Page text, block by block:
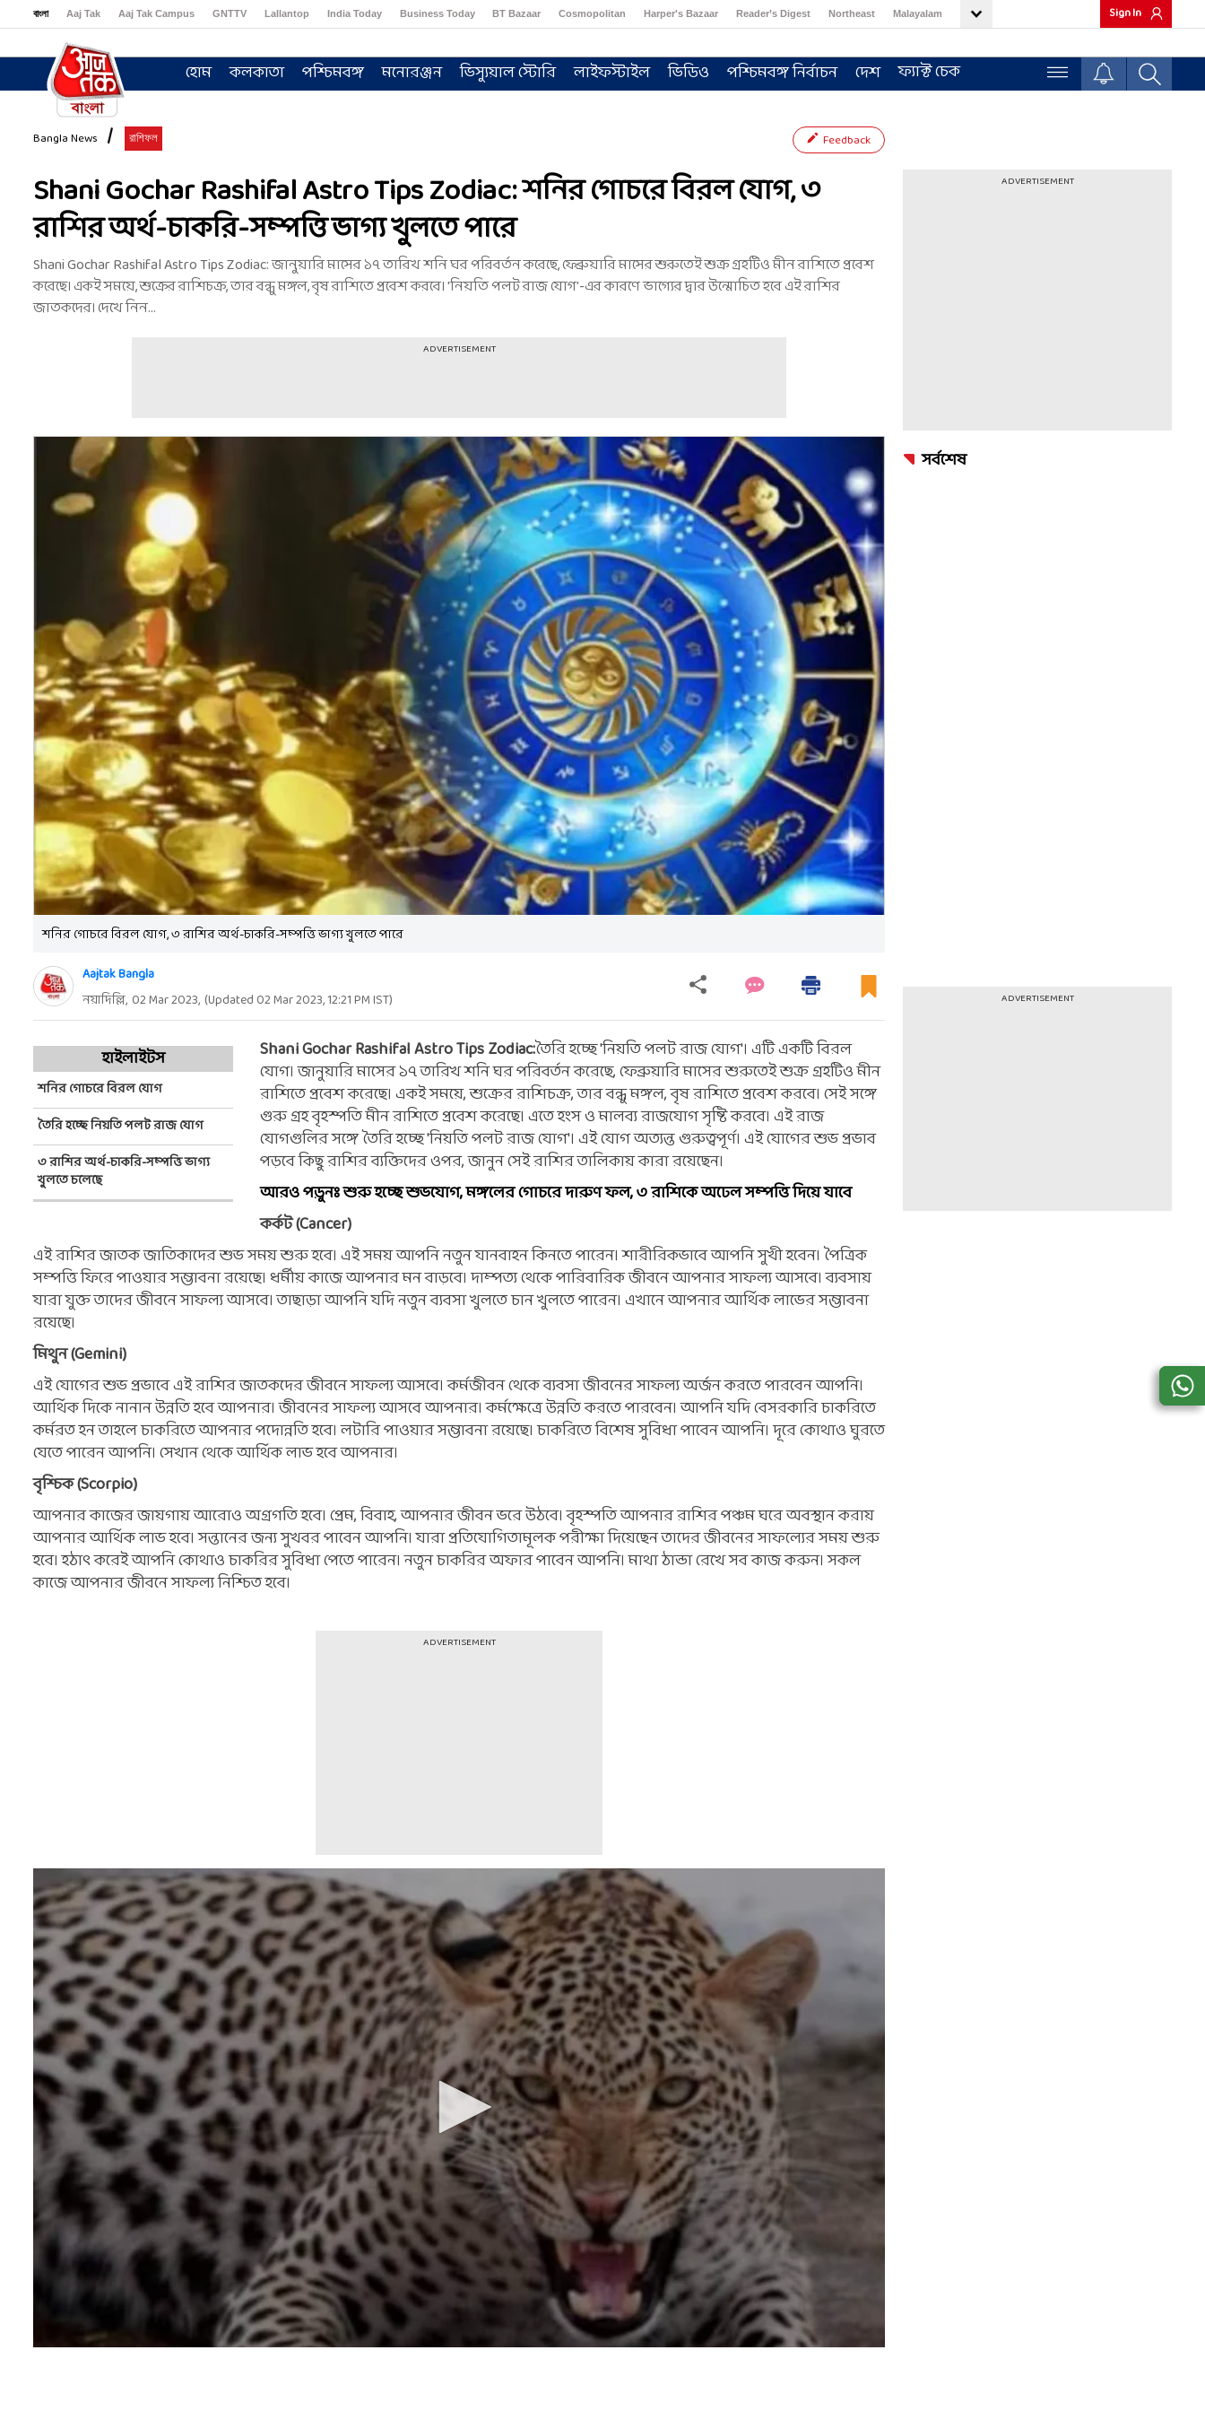
বাংলা Aaj Tak Aaj Tak Campus GNTTV Lallantop India Today Business Today BT Bazaar Cosmopolitan Harper's Bazaar Reader’s Digest Northeast Malayalam Sign In
হোম কলকাতা পশ্চিমবঙ্গ মনোরঞ্জন ভিস্যুয়াল স্টোরি লাইফস্টাইল ভিডিও পশ্চিমবঙ্গ নির্বাচন দেশ ফ্যাক্ট চেক
Bangla News রাশিফল Feedback
Shani Gochar Rashifal Astro Tips Zodiac: শনির গোচরে বিরল যোগ, ৩
রাশির অর্থ-চাকরি-সম্পত্তি ভাগ্য খুলতে পারে
Shani Gochar Rashifal Astro Tips Zodiac: জানুয়ারি মাসের ১৭ তারিখ শনি ঘর পরিবর্তন করেছে, ফেব্রুয়ারি মাসের শুরুতেই শুক্র গ্রহটিও মীন রাশিতে প্রবেশ
করেছে। একই সময়ে, শুক্রের রাশিচক্র, তার বন্ধু মঙ্গল, বৃষ রাশিতে প্রবেশ করবে। 'নিয়তি পলট রাজ যোগ'-এর কারণে ভাগ্যের দ্বার উন্মোচিত হবে এই রাশির
জাতকদের। দেখে নিন...
ADVERTISEMENT
শনির গোচরে বিরল যোগ, ৩ রাশির অর্থ-চাকরি-সম্পত্তি ভাগ্য খুলতে পারে
Aajtak Bangla
নয়াদিল্লি, 02 Mar 2023, (Updated 02 Mar 2023, 12:21 PMIST)
হাইলাইটস
শনির গোচরে বিরল যোগ
তৈরি হচ্ছে নিয়তি পলট রাজ যোগ
৩ রাশির অর্থ-চাকরি-সম্পত্তি ভাগ্য
খুলতে চলেছে
Shani Gochar Rashifal Astro Tips Zodiac:তৈরি হচ্ছে 'নিয়তি পলট রাজ যোগ'। এটি একটি বিরল
যোগ। জানুয়ারি মাসের ১৭ তারিখ শনি ঘর পরিবর্তন করেছে, ফেব্রুয়ারি মাসের শুরুতেই শুক্র গ্রহটিও মীন
রাশিতে প্রবেশ করেছে। একই সময়ে, শুক্রের রাশিচক্র, তার বন্ধু মঙ্গল, বৃষ রাশিতে প্রবেশ করবে। সেই সঙ্গে
গুরু গ্রহ বৃহস্পতি মীন রাশিতে প্রবেশ করেছে। এতে হংস ও মালব্য রাজযোগ সৃষ্টি করবে। এই রাজ
যোগগুলির সঙ্গে তৈরি হচ্ছে 'নিয়তি পলট রাজ যোগ'। এই যোগ অত্যন্ত গুরুত্বপূর্ণ। এই যোগের শুভ প্রভাব
পড়বে কিছু রাশির ব্যক্তিদের ওপর, জানুন সেই রাশির তালিকায় কারা রয়েছেন।
আরও পড়ুনঃ শুরু হচ্ছে শুভযোগ, মঙ্গলের গোচরে দারুণ ফল, ৩ রাশিকে অঢেল সম্পত্তি দিয়ে যাবে
কর্কট (Cancer)
এই রাশির জাতক জাতিকাদের শুভ সময় শুরু হবে। এই সময় আপনি নতুন যানবাহন কিনতে পারেন। শারীরিকভাবে আপনি সুখী হবেন। পৈত্রিক
সম্পত্তি ফিরে পাওয়ার সম্ভাবনা রয়েছে। ধর্মীয় কাজে আপনার মন বাড়বে। দাম্পত্য থেকে পারিবারিক জীবনে আপনার সাফল্য আসবে। ব্যবসায়
যারা যুক্ত তাদের জীবনে সাফল্য আসবে। তাছাড়া আপনি যদি নতুন ব্যবসা খুলতে চান খুলতে পারেন। এখানে আপনার আর্থিক লাভের সম্ভাবনা
রয়েছে।
মিথুন (Gemini)
এই যোগের শুভ প্রভাবে এই রাশির জাতকদের জীবনে সাফল্য আসবে। কর্মজীবন থেকে ব্যবসা জীবনের সাফল্য অর্জন করতে পারবেন আপনি।
আর্থিক দিকে নানান উন্নতি হবে আপনার। জীবনের সাফল্য আসবে আপনার। কর্মক্ষেত্রে উন্নতি করতে পারবেন। আপনি যদি বেসরকারি চাকরিতে
কর্মরত হন তাহলে চাকরিতে আপনার পদোন্নতি হবে। লটারি পাওয়ার সম্ভাবনা রয়েছে। চাকরিতে বিশেষ সুবিধা পাবেন আপনি। দূরে কোথাও ঘুরতে
যেতে পারেন আপনি। সেখান থেকে আর্থিক লাভ হবে আপনার।
বৃশ্চিক (Scorpio)
আপনার কাজের জায়গায় আরোও অগ্রগতি হবে। প্রেম, বিবাহ, আপনার জীবন ভরে উঠবে। বৃহস্পতি আপনার রাশির পঞ্চম ঘরে অবস্থান করায়
আপনার আর্থিক লাভ হবে। সন্তানের জন্য সুখবর পাবেন আপনি। যারা প্রতিযোগিতামূলক পরীক্ষা দিয়েছেন তাদের জীবনের সাফল্যের সময় শুরু
হবে। হঠাৎ করেই আপনি কোথাও চাকরির সুবিধা পেতে পারেন। নতুন চাকরির অফার পাবেন আপনি। মাথা ঠান্ডা রেখে সব কাজ করুন। সকল
কাজে আপনার জীবনে সাফল্য নিশ্চিত হবে।
ADVERTISEMENT
ADVERTISEMENT
সর্বশেষ
ADVERTISEMENT